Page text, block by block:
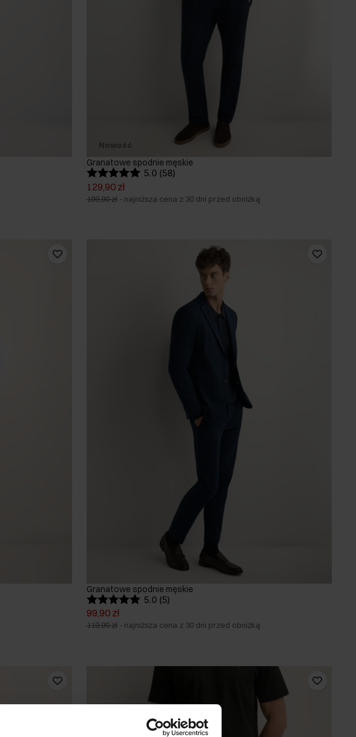
Nowość
Granatowe spodnie męskie
5.0 (58)
129,90 zł
199,90 zł - najniższa cena z 30 dni przed obniżką
Granatowe spodnie męskie
5.0 (5)
99,90 zł
119,90 zł - najniższa cena z 30 dni przed obniżką